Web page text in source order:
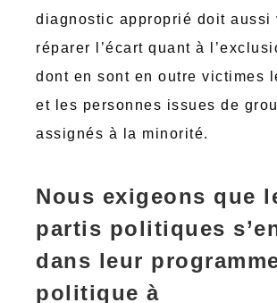
diagnostic approprié doit aussi
réparer l’écart quant à
dont en sont en outre victimes
et les personnes issues de
assignés à la minorité.
Nous exigeons que
partis politiques
dans leur
politique à